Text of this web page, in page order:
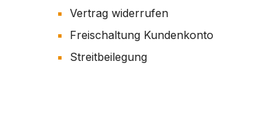
Vertrag widerrufen
Freischaltung Kundenkonto
Streitbeilegung